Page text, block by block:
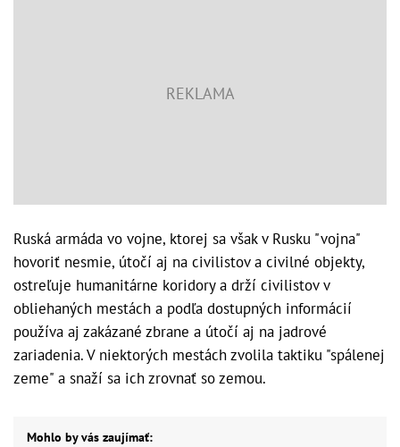
Ruská armáda vo vojne, ktorej sa však v Rusku "vojna"
hovoriť nesmie, útočí aj na civilistov a civilné objekty,
ostreľuje humanitárne koridory a drží civilistov v
obliehaných mestách a podľa dostupných informácií
používa aj zakázané zbrane a útočí aj na jadrové
zariadenia. V niektorých mestách zvolila taktiku "spálenej
zeme" a snaží sa ich zrovnať so zemou.
Mohlo by vás zaujímať: